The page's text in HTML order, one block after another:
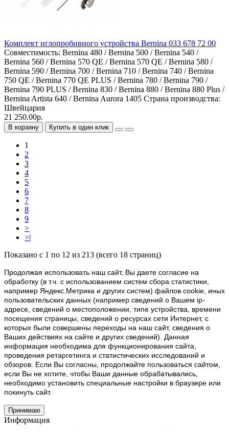
Комплект иглопробивного устройства Bernina 033 678 72 00
Совместимость: Bernina 480 / Bernina 500 / Bernina 540 /
Bernina 560 / Bernina 570 QE / Bernina 570 QE / Bernina 580 /
Bernina 590 / Bernina 700 / Bernina 710 / Bernina 740 / Bernina
750 QE / Bernina 770 QE PLUS / Bernina 780 / Bernina 790 /
Bernina 790 PLUS / Bernina 830 / Bernina 880 / Bernina 880 Plus /
Bernina Artista 640 / Bernina Aurora 1405 Страна производства:
Швейцария
21 250.00р.
В корзину Купить в один клик
1
2
3
4
5
6
7
8
9
>
>|
Показано с 1 по 12 из 213 (всего 18 страниц)
Продолжая использовать наш cайт, Вы даете согласие на
обработку (в т.ч. с использованием систем сбора статистики,
например Яндекс.Метрика и других систем) файлов cookie, иных
пользовательских данных (например сведений о Вашем ip-
адресе, сведений о местоположении, типе устройства, времени
посещения страницы, сведений о ресурсах сети Интернет, с
которых были совершены переходы на наш сайт, сведения о
Ваших действиях на сайте и других сведений). Данная
информация необходима для функционирования сайта,
проведения ретаргетинга и статистических исследований и
обзоров. Если Вы согласны, продолжайте пользоваться сайтом,
если Вы не хотите, чтобы Ваши данные обрабатывались,
необходимо установить специальные настройки в браузере или
покинуть сайт.
Принимаю
Информация